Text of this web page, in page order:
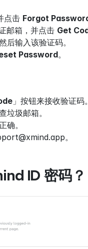
点击 Forgot
邮箱，并点击 Get
后输入该验证码。
Password。
」按钮来接收验证码。
垃圾邮箱。
确。
。
ID 密码？